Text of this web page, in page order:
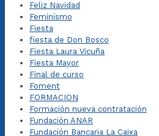
Feliz Navidad
Feminismo
Fiesta
fiesta de Don Bosco
Fiesta Laura Vicuña
Fiesta Mayor
Final de curso
Foment
FORMACION
Formación nueva contratación
Fundación ANAR
Fundación Bancaria La Caixa